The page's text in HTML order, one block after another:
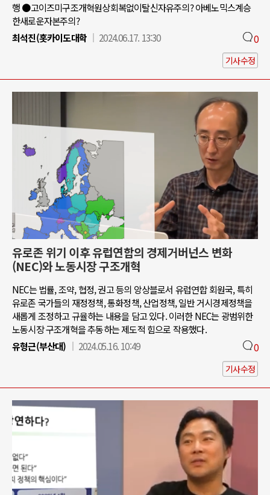
행 ●고이즈미구조개혁원상회복없이탈신자유주의? 아베노믹스계승
한새로운자본주의?
최석진(홋카이도대학
2024.06.17. 13:30 0
기사수정
유로존 위기 이후 유럽연합의 경제거버넌스 변화
(NEC)와 노동시장 구조개혁
NEC는 법률, 조약, 협정, 권고 등의 앙상블로서 유럽연합 회원국, 특히
유로존 국가들의 재정정책, 통화정책, 산업정책, 일반 거시경제정책을
새롭게 조정하고 규율하는 내용을 담고 있다. 이러한 NEC는 광범위한
노동시장 구조개혁을 추동하는 제도적 힘으로 작용했다.
유형근(부산대)
2024.05.16. 10:49 0
기사수정